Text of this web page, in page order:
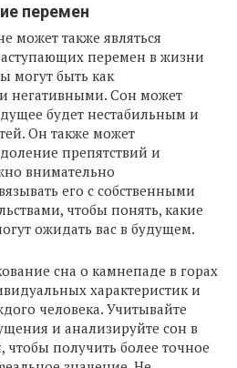
перемен
может также являться
перемен в жизни
могут быть как
негативными. Сон может
будет нестабильным и
Он также может
препятствий и
внимательно
его с собственными
чтобы понять, какие
ожидать вас в будущем.
сна о камнепаде в горах
характеристик и
человека. Учитывайте
и анализируйте сон в
чтобы получить более точное